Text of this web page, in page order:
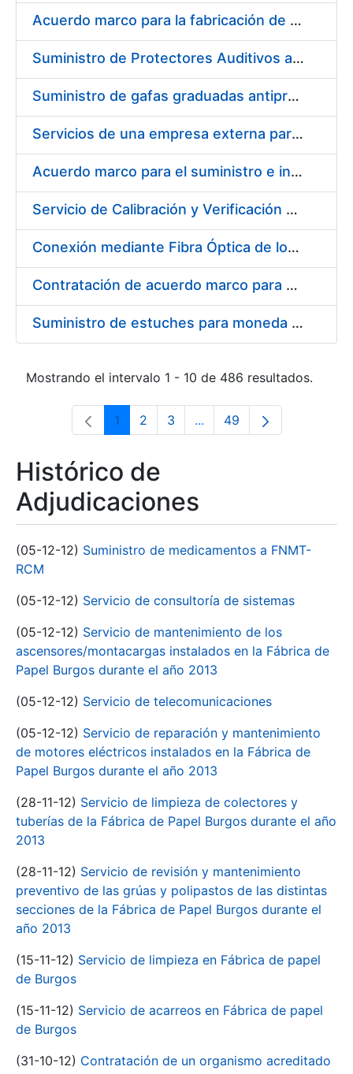
Acuerdo marco para la fabricación de piezas
Suministro de Protectores Auditivos a medida para las personas trabajadoras de los Centros de Trabajo de Madrid y Burgos
Suministro de gafas graduadas antiproyecciones para los trabajadores de la FNMT-RCM en los centros de trabajo de Madrid y Burgos
Servicios de una empresa externa para el asesoramiento y resolución de los recursos de alzada que se presentan relacionados con procesos de selección para la FNMT-RCM
Acuerdo marco para el suministro e instalación de persianas, estores y otros complementos
Servicio de Calibración y Verificación Externa de los Equipos de Medición del Servicio de Prevención de la FNMT-RCM
Conexión mediante Fibra Óptica de los Centros de Proceso de Datos (CPDs) de las sedes de la FNMT-RCM de Burgos y Madrid
Contratación de acuerdo marco para el Suministro de Material de Electricidad para la Fábrica Nacional de Moneda y Timbre-Real Casa de la Moneda en su centro de trabajo de Burgos
Suministro de estuches para moneda de 30 €
Mostrando el intervalo 1 - 10 de 486 resultados.
Página
1 Página
2 Página
3 ...Páginas intermedias Use
Página
49
Histórico de
Adjudicaciones
(05-12-12) Suministro de medicamentos a FNMT-
RCM
(05-12-12) Servicio de consultoría de sistemas
(05-12-12) Servicio de mantenimiento de los
ascensores/montacargas instalados en la Fábrica de
Papel Burgos durante el año 2013
(05-12-12) Servicio de telecomunicaciones
(05-12-12) Servicio de reparación y mantenimiento
de motores eléctricos instalados en la Fábrica de
Papel Burgos durante el año 2013
(28-11-12) Servicio de limpieza de colectores y
tuberías de la Fábrica de Papel Burgos durante el año
2013
(28-11-12) Servicio de revisión y mantenimiento
preventivo de las grúas y polipastos de las distintas
secciones de la Fábrica de Papel Burgos durante el
año 2013
(15-11-12) Servicio de limpieza en Fábrica de papel
de Burgos
(15-11-12) Servicio de acarreos en Fábrica de papel
de Burgos
(31-10-12) Contratación de un organismo acreditado